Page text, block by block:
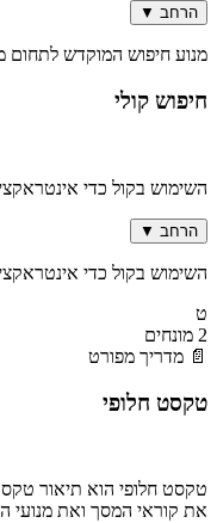
הרחב ▼
מנוע חיפוש המוקדש לתחום
חיפוש קולי
השימוש בקול כדי
הרחב ▼
השימוש בקול כדי
ט
2 מונחים
📄 מדריך מפורט
טקסט חלופי
טקסט חלופי הוא תיאור
את קוראי המסך ואת מנועי